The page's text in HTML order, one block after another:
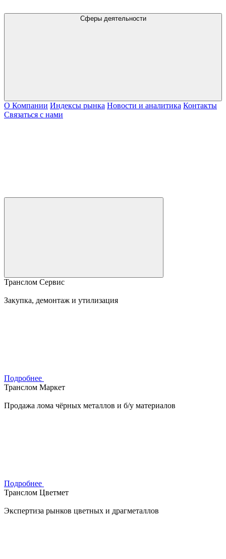
Сферы деятельности
О Компании Индексы рынка Новости и аналитика Контакты
Связаться с нами
Транслом Сервис
Закупка, демонтаж и утилизация
Подробнее
Транслом Маркет
Продажа лома чёрных металлов и б/у материалов
Подробнее
Транслом Цветмет
Экспертиза рынков цветных и драгметаллов